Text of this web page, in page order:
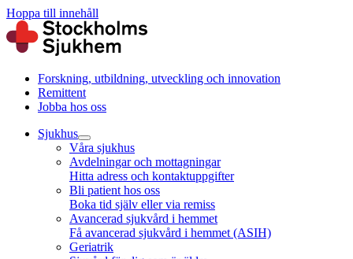
Hoppa till innehåll
Forskning, utbildning, utveckling och innovation
Remittent
Jobba hos oss
Sjukhus
Våra sjukhus
Avdelningar och mottagningar
Hitta adress och kontaktuppgifter
Bli patient hos oss
Boka tid själv eller via remiss
Avancerad sjukvård i hemmet
Få avancerad sjukvård i hemmet (ASIH)
Geriatrik